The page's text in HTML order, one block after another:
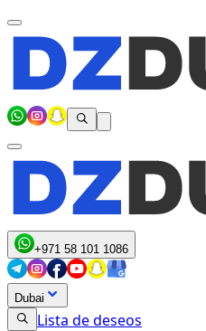
+971 58 101 1086
Dubai
Lista de deseos